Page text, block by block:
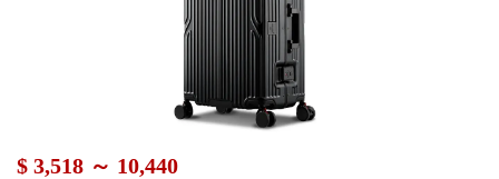
$ 3,518 ～ 10,440